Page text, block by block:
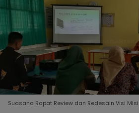
Suasana Rapat Review dan Redesain Visi Misi